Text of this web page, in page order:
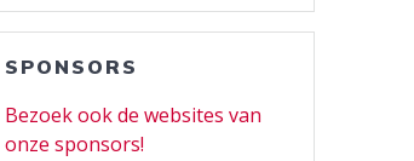
SPONSORS
Bezoek ook de websites van
onze sponsors!